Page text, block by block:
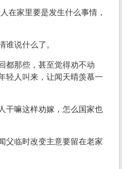
在家里要是发生什么事情，
谁说什么了。
都那些，甚至觉得劝不动
轻人叫来，让闻天晴羡慕一
干嘛这样劝嫁，怎么国家也
父临时改变主意要留在老家